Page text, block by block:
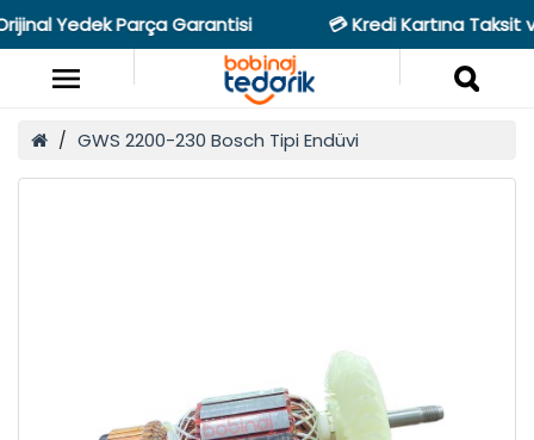
Yedek Parça Garantisi 💳 Kredi Kartına Taksit
GWS 2200-230 Bosch Tipi Endüvi